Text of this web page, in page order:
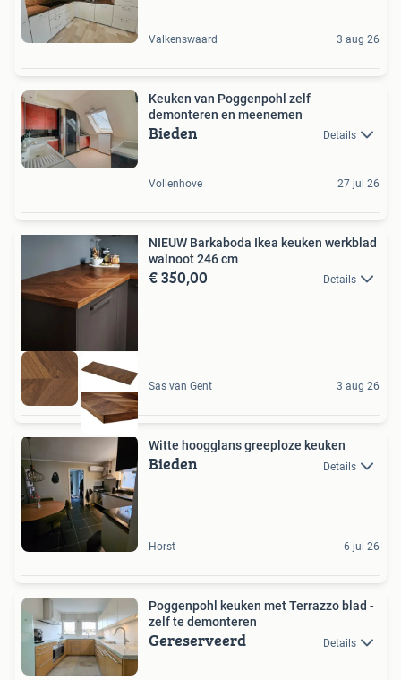
Valkenswaard 3 aug 26
Keuken van Poggenpohl zelf
demonteren en meenemen
Bieden Details
Vollenhove 27 jul 26
NIEUW Barkaboda Ikea keuken werkblad
walnoot 246 cm
€ 350,00 Details
Sas van Gent 3 aug 26
Witte hoogglans greeploze keuken
Bieden Details
Horst 6 jul 26
Poggenpohl keuken met Terrazzo blad -
zelf te demonteren
Gereserveerd Details